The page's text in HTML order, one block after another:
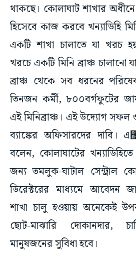
থাকছে। কোলাঘাট শাখার
হিসেবে কাজ করবে খন্যাডিহি
একটি শাখা চালাতে যা খরচ
খরচে একটি মিনি ব্রাঞ্চ চালানো
ব্রাঞ্চ থেকে সব ধরনের
তিনজন কর্মী, ৮০০বর্গফুটের
এই মিনিব্রাঞ্চ। এই উদ্যোগ
ব্যাঙ্কের অফিসারদের দাবি।
বলেন, কোলাঘাটের
জন্য তমলুক-ঘাটাল সেন্ট্রাল
ডিরেক্টরের মাধ্যমে আবেদন
শাখা চালু হওয়ায় অনেকেই
ছোট-মাঝারি দোকানদার,
মানুষজনের সুবিধা হবে।